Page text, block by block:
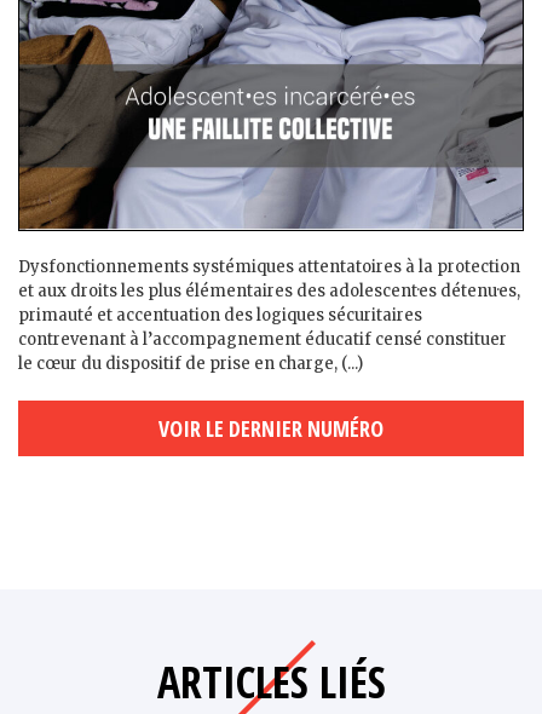
Dysfonctionnements systémiques attentatoires à la protection
et aux droits les plus élémentaires des adolescent·es détenu·es,
primauté et accentuation des logiques sécuritaires
contrevenant à l’accompagnement éducatif censé constituer
le cœur du dispositif de prise en charge, (...)
VOIR LE DERNIER NUMÉRO
ARTICLES LIÉS